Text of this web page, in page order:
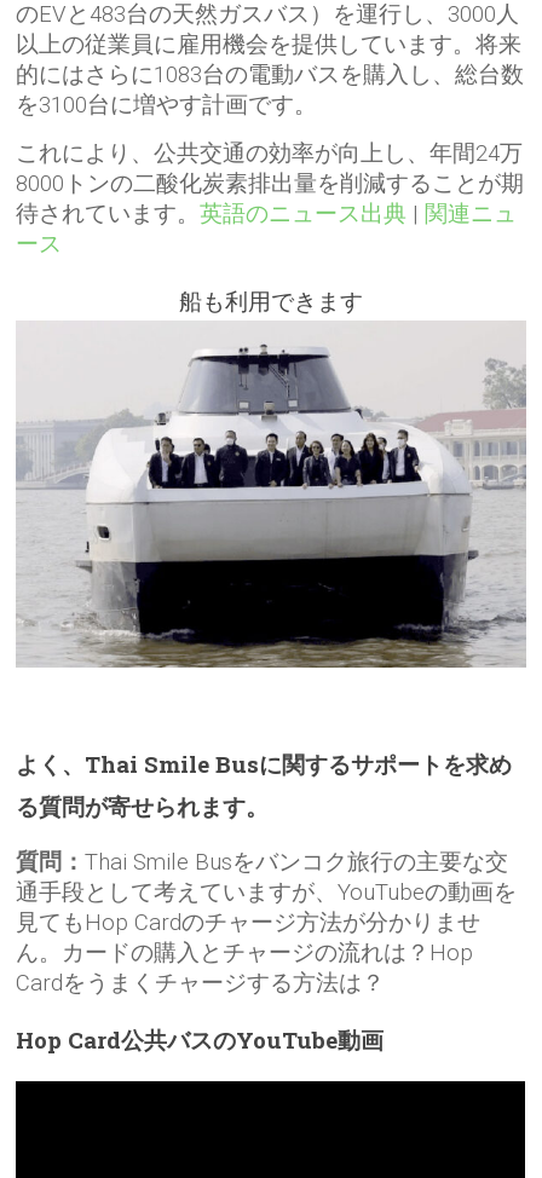
のEVと483台の天然ガスバス）を運行し、3000人
以上の従業員に雇用機会を提供しています。将来
的にはさらに1083台の電動バスを購入し、総台数
を3100台に増やす計画です。
これにより、公共交通の効率が向上し、年間24万
8000トンの二酸化炭素排出量を削減することが期
待されています。英語のニュース出典 | 関連ニュ
ース
船も利用できます
よく、Thai Smile Busに関するサポートを求め
る質問が寄せられます。
質問：Thai Smile Busをバンコク旅行の主要な交
通手段として考えていますが、YouTubeの動画を
見てもHop Cardのチャージ方法が分かりませ
ん。カードの購入とチャージの流れは？Hop
Cardをうまくチャージする方法は？
Hop Card公共バスのYouTube動画